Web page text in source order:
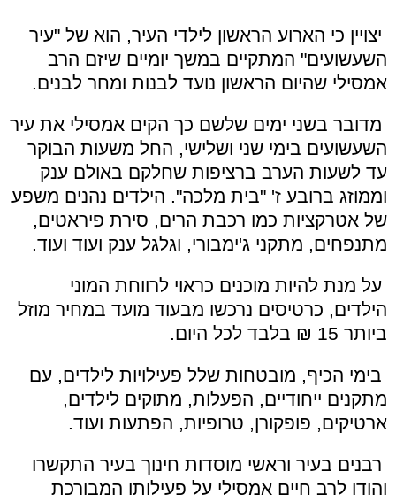
יצויין כי הארוע הראשון לילדי העיר, הוא של "עיר
השעשועים" המתקיים במשך יומיים שיזם הרב
אמסילי שהיום הראשון נועד לבנות ומחר לבנים.
מדובר בשני ימים שלשם כך הקים אמסילי את עיר
השעשועים בימי שני ושלישי, החל משעות הבוקר
עד לשעות הערב ברציפות שחלקם באולם ענק
וממוזג ברובע ז' "בית מלכה". הילדים נהנים משפע
של אטרקציות כמו רכבת הרים, סירת פיראטים,
מתנפחים, מתקני ג'ימבורי, וגלגל ענק ועוד ועוד.
על מנת להיות מוכנים כראוי לרווחת המוני
הילדים, כרטיסים נרכשו מבעוד מועד במחיר מוזל
ביותר 15 ₪ בלבד לכל היום.
בימי הכיף, מובטחות שלל פעילויות לילדים, עם
מתקנים ייחודיים, הפעלות, מתוקים לילדים,
ארטיקים, פופקורן, טרופיות, הפתעות ועוד.
רבנים בעיר וראשי מוסדות חינוך בעיר התקשרו
והודו לרב חיים אמסילי על פעילותו המבורכת